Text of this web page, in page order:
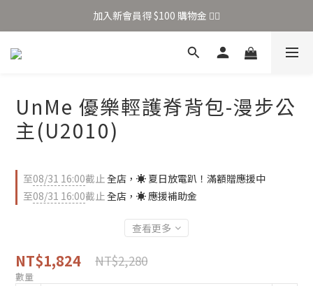
加入新會員得 $100 購物金 👉🏻
全站滿 $699 享免運
加入新會員得 $100 購物金 👉🏻
UnMe 優樂輕護脊背包-漫步公
主(U2010)
至08/31 16:00截止全店，☀️ 夏日放電趴！滿額贈應援中
至08/31 16:00截止全店，☀️ 應援補助金
查看更多
NT$1,824 NT$2,280
數量